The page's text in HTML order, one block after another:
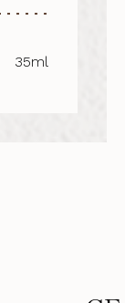
35ml